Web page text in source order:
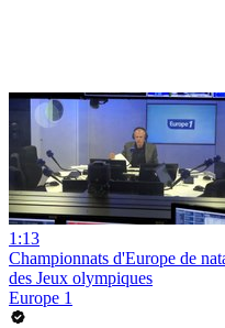
1:13
Championnats d'Europe de
des Jeux olympiques
Europe 1